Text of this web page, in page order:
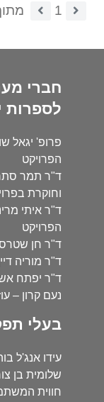
1 מתוך
חברי
לספרות
פרופ' יגאל
הפרויקט
ד"ר תמר
וחוקרת
ד"ר איתי
הפרויקט
ד"ר חן
ד"ר מוריה
ד"ר יפתח
נעם קרון –
בעלי
עידו אנג'ל
שלומית בן
חווית